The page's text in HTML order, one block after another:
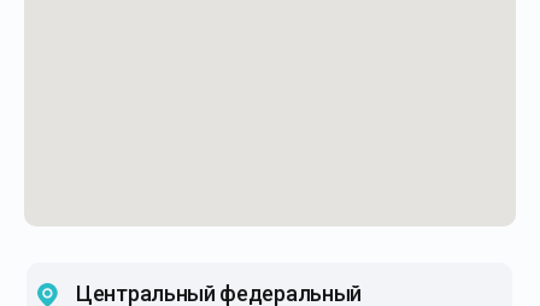
Центральный федеральный